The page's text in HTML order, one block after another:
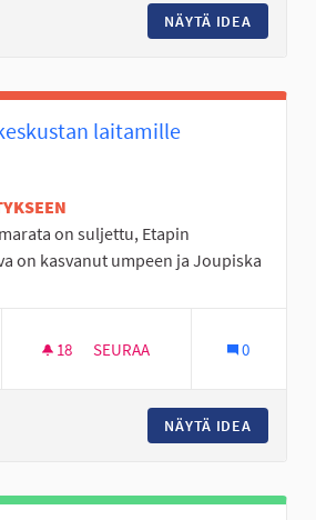
NÄYTÄ IDEA
laitamille
on suljettu, Etapin
on kasvanut umpeen ja Joupiska
18 18 SEURAAJAA
SEURAA 0
NÄYTÄ IDEA